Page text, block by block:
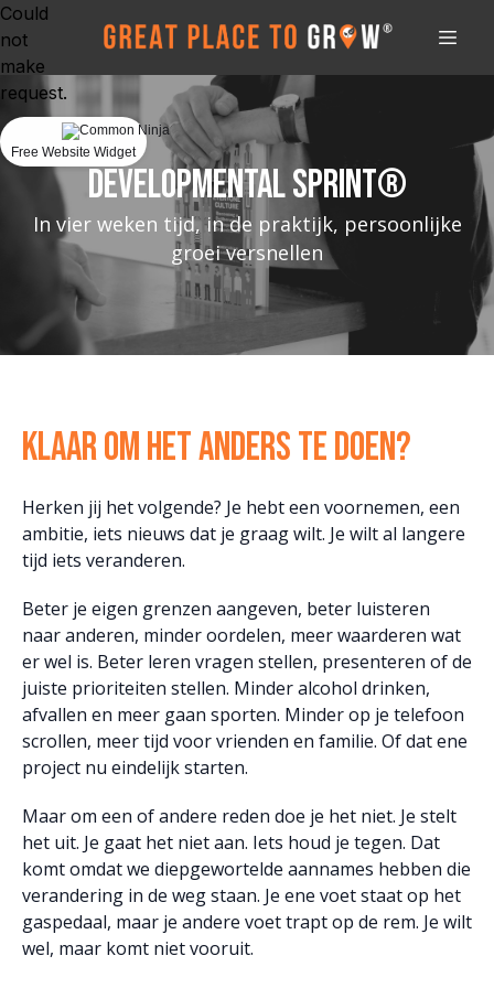
Developmental Sprint®
In vier weken tijd, in de praktijk, persoonlijke
groei versnellen
Klaar om het anders te doen?
Herken jij het volgende? Je hebt een voornemen, een
ambitie, iets nieuws dat je graag wilt. Je wilt al langere
tijd iets veranderen.
Beter je eigen grenzen aangeven, beter luisteren
naar anderen, minder oordelen, meer waarderen wat
er wel is. Beter leren vragen stellen, presenteren of de
juiste prioriteiten stellen. Minder alcohol drinken,
afvallen en meer gaan sporten. Minder op je telefoon
scrollen, meer tijd voor vrienden en familie. Of dat ene
project nu eindelijk starten.
Maar om een of andere reden doe je het niet. Je stelt
het uit. Je gaat het niet aan. Iets houd je tegen. Dat
komt omdat we diepgewortelde aannames hebben die
verandering in de weg staan. Je ene voet staat op het
gaspedaal, maar je andere voet trapt op de rem. Je wilt
wel, maar komt niet vooruit.
Could
not
make
request.
Free Website Widget